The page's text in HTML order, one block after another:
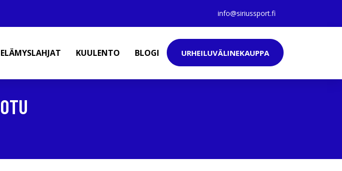
info@siriussport.fi
ELÄMYSLAHJAT KUULENTO BLOGI URHEILUVÄLINEKAUPPA